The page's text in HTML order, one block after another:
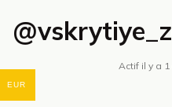
Actif il y a
EUR